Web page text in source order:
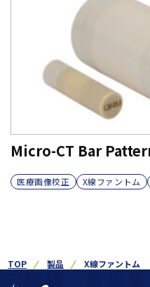
Micro-CT Bar
医療画像校正 X線ファントム
TOP 製品 X線ファントム